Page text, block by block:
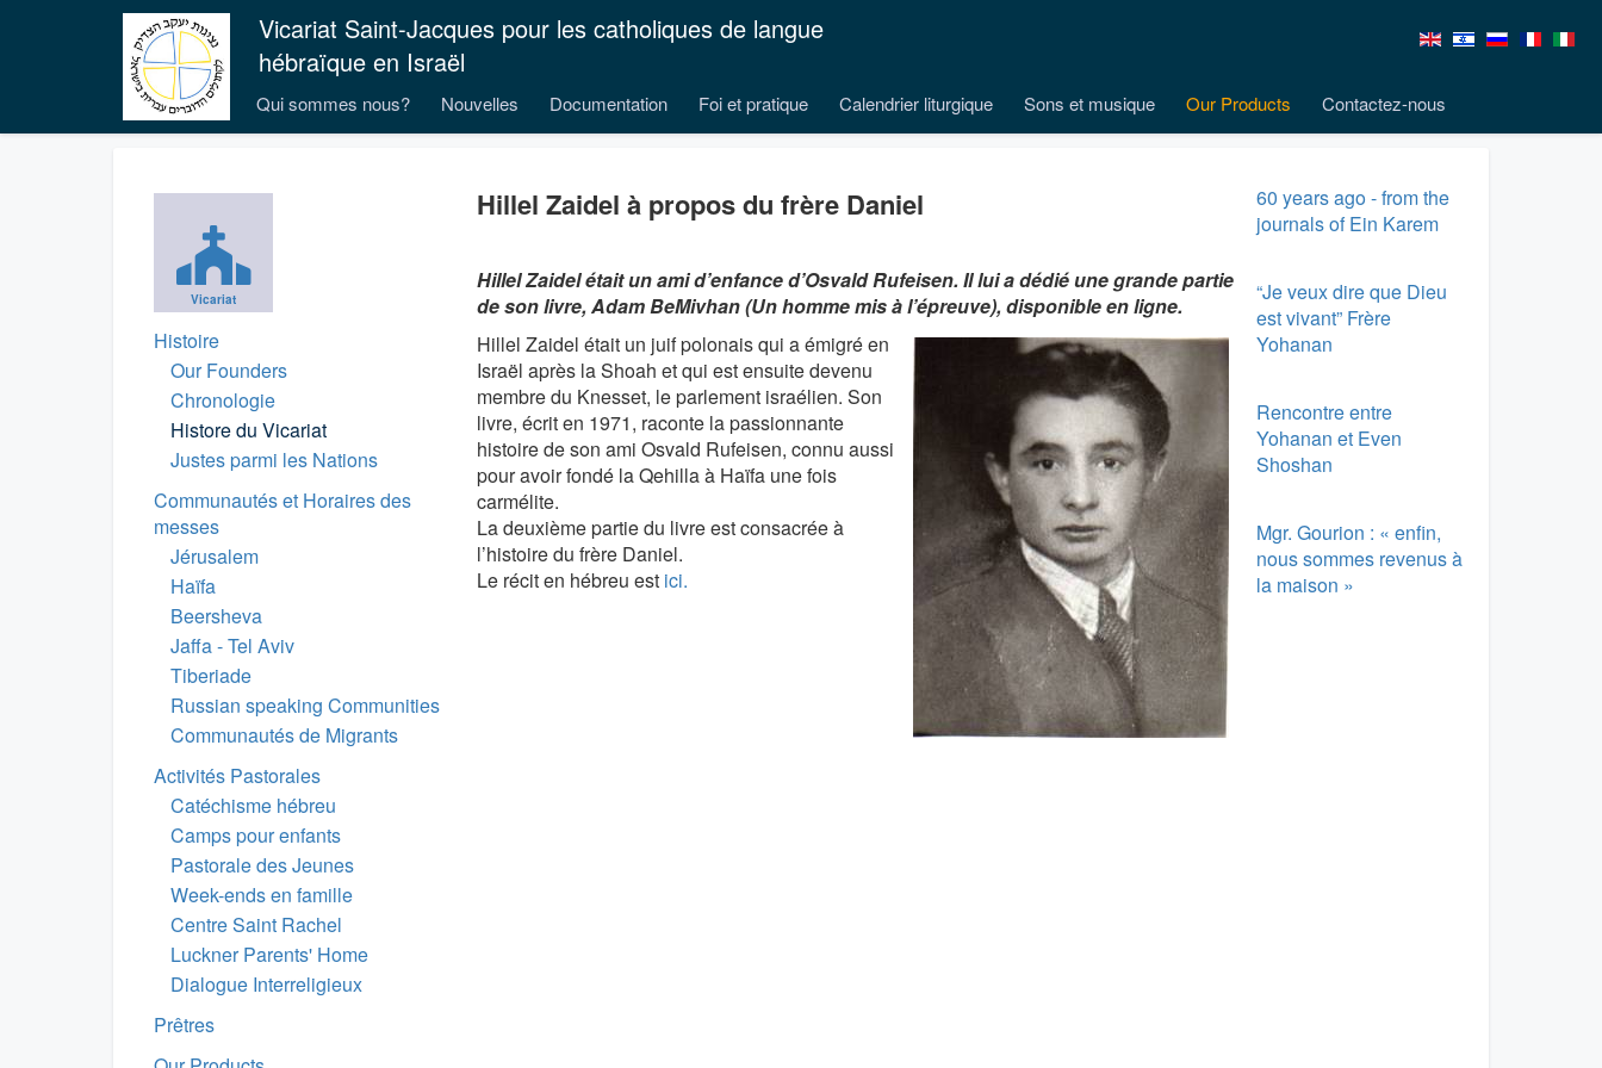
Vicariat Saint-Jacques pour les catholiques de langue
hébraïque en Israël
Qui sommes nous? Nouvelles Documentation Foi et pratique Calendrier liturgique Sons et musique Our Products Contactez-nous
Vicariat
Histoire
Our Founders
Chronologie
Histore du Vicariat
Justes parmi les Nations
Communautés et Horaires des
messes
Jérusalem
Haïfa
Beersheva
Jaffa - Tel Aviv
Tiberiade
Russian speaking Communities
Communautés de Migrants
Activités Pastorales
Catéchisme hébreu
Camps pour enfants
Pastorale des Jeunes
Week-ends en famille
Centre Saint Rachel
Luckner Parents' Home
Dialogue Interreligieux
Prêtres
Hillel Zaidel à propos du frère Daniel
Hillel Zaidel était un ami d’enfance d’Osvald Rufeisen. Il lui a dédié une grande partie
de son livre, Adam BeMivhan (Un homme mis à l’épreuve), disponible en ligne.
Hillel Zaidel était un juif polonais qui a émigré en
Israël après la Shoah et qui est ensuite devenu
membre du Knesset, le parlement israélien. Son
livre, écrit en 1971, raconte la passionnante
histoire de son ami Osvald Rufeisen, connu aussi
pour avoir fondé la Qehilla à Haïfa une fois
carmélite.
La deuxième partie du livre est consacrée à
l’histoire du frère Daniel.
Le récit en hébreu est ici.
60 years ago - from the
journals of Ein Karem
“Je veux dire que Dieu
est vivant” Frère
Yohanan
Rencontre entre
Yohanan et Even
Shoshan
Mgr. Gourion : « enfin,
nous sommes revenus à
la maison »